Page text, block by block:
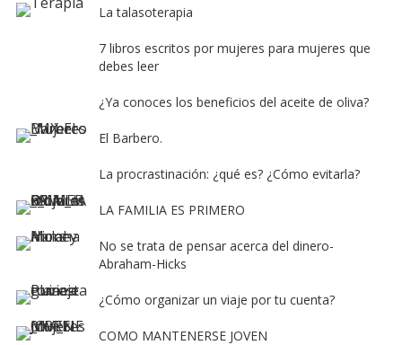
La talasoterapia
7 libros escritos por mujeres para mujeres que
debes leer
¿Ya conoces los beneficios del aceite de oliva?
El Barbero.
La procrastinación: ¿qué es? ¿Cómo evitarla?
LA FAMILIA ES PRIMERO
No se trata de pensar acerca del dinero-
Abraham-Hicks
¿Cómo organizar un viaje por tu cuenta?
COMO MANTENERSE JOVEN